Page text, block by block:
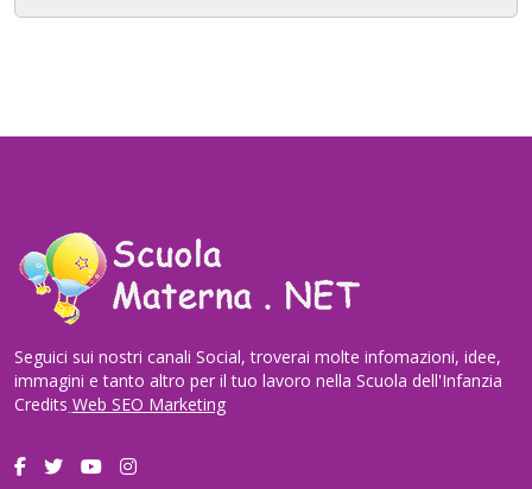
Seguici sui nostri canali Social, troverai molte infomazioni, idee,
immagini e tanto altro per il tuo lavoro nella Scuola dell'Infanzia
Credits Web SEO Marketing